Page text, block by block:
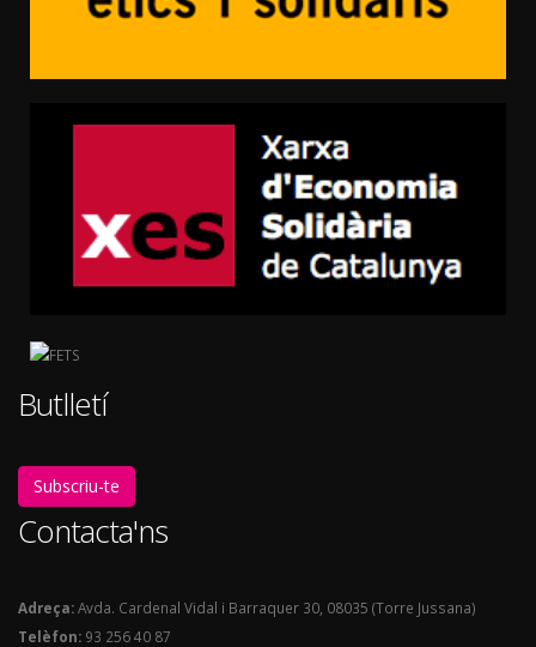
Butlletí
Subscriu-te
Contacta'ns
Adreça:Avda. Cardenal Vidal i Barraquer 30, 08035 (Torre Jussana)
Telèfon: 93 256 40 87